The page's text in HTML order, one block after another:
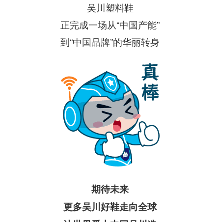
吴川塑料鞋
正完成一场从“中国产能”
到“中国品牌”的华丽转身
期待未来
更多吴川好鞋走向全球